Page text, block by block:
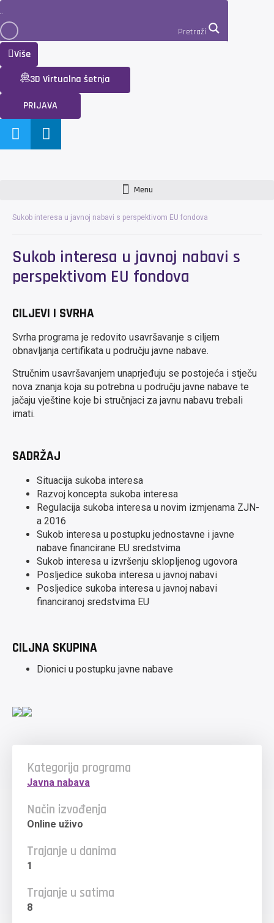
Pretraži
Više
3D Virtualna šetnja
PRIJAVA
Menu
Sukob interesa u javnoj nabavi s perspektivom EU fondova
Kategorija programa
Javna nabava
Način izvođenja
Online uživo
Trajanje u danima
1
Trajanje u satima
8
Sukob interesa u javnoj nabavi s
perspektivom EU fondova
CILJEVI I SVRHA
Svrha programa je redovito usavršavanje s ciljem
obnavljanja certifikata u području javne nabave.
Stručnim usavršavanjem unaprjeđuju se postojeća i stječu
nova znanja koja su potrebna u području javne nabave te
jačaju vještine koje bi stručnjaci za javnu nabavu trebali
imati.
SADRŽAJ
Situacija sukoba interesa
Razvoj koncepta sukoba interesa
Regulacija sukoba interesa u novim izmjenama ZJN-
a 2016
Sukob interesa u postupku jednostavne i javne
nabave financirane EU sredstvima
Sukob interesa u izvršenju sklopljenog ugovora
Posljedice sukoba interesa u javnoj nabavi
Posljedice sukoba interesa u javnoj nabavi
financiranoj sredstvima EU
CILJNA SKUPINA
Dionici u postupku javne nabave